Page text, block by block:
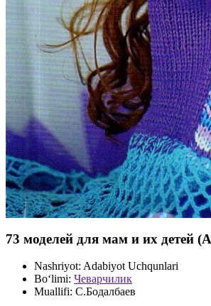
73 моделей для мам и их детей
Nashriyot: Adabiyot Uchqunlari
Bo‘limi: Чеварчилик
Muallifi: С.Бодалбаев